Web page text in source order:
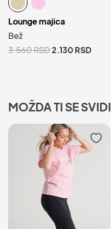
Lounge majica
Bež
3.560RSD2.130RSD
MOŽDA TI SE SVIDI